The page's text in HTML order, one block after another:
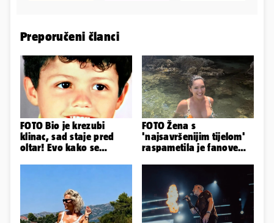
Preporučeni članci
FOTO Bio je krezubi
klinac, sad staje pred
oltar! Evo kako se
FOTO Žena s
'najsavršenijim tijelom'
raspametila je fanove